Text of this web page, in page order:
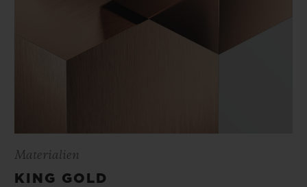
Materialien
KING GOLD